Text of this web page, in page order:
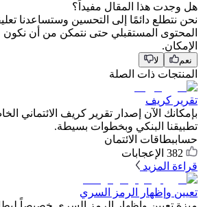
هل وجدت هذا المقال مفيداً؟
نحن نتطلع دائمًا إلى التحسين وستساعدنا
المحتوى المستقبلي حتى نتمكن من أن نكون
الإمكان.
نعم لا
المنتجات ذات الصلة
تقرير كريف
بإمكانك الآن إصدار تقرير كريف الائتماني
تطبيقنا البنكي وبخطوات بسيطة.
حساببطاقات الائتمان
382 الإعجابات
قراءة المزيد
تعيين وإظهار الرمز السري